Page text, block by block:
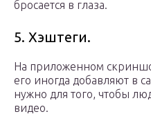
бросается в глаза.
5. Хэштеги.
На приложенном
его иногда добавляют в
нужно для того, чтобы
видео.